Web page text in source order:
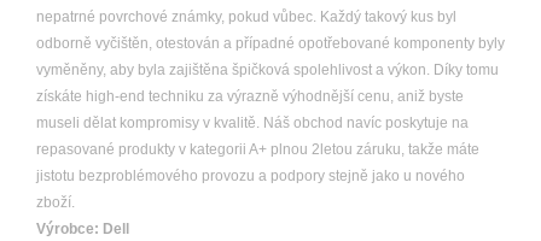
nepatrné povrchové známky, pokud vůbec. Každý takový kus byl
odborně vyčištěn, otestován a případné opotřebované komponenty byly
vyměněny, aby byla zajištěna špičková spolehlivost a výkon. Díky tomu
získáte high-end techniku za výrazně výhodnější cenu, aniž byste
museli dělat kompromisy v kvalitě. Náš obchod navíc poskytuje na
repasované produkty v kategorii A+ plnou 2letou záruku, takže máte
jistotu bezproblémového provozu a podpory stejně jako u nového
zboží.
Výrobce: Dell